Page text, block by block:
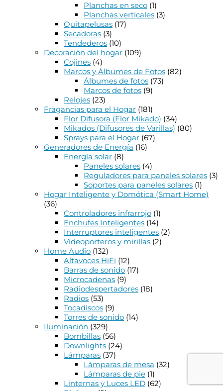
Planchas en seco (1)
Planchas verticales (3)
Quitapelusas (17)
Secadoras (3)
Tendederos (10)
Decoración del hogar (109)
Cojines (4)
Marcos y Álbumes de Fotos (82)
Álbumes de fotos (73)
Marcos de fotos (9)
Relojes (23)
Fragancias para el Hogar (181)
Flor Difusora (Flor Mikado) (34)
Mikados (Difusores de Varillas) (80)
Sprays para el Hogar (67)
Generadores de Energía (16)
Energía solar (8)
Paneles solares (4)
Reguladores para paneles solares (3)
Soportes para paneles solares (1)
Hogar Inteligente y Domótica (Smart Home)
(36)
Controladores infrarrojo (1)
Enchufes Inteligentes (14)
Interruptores inteligentes (2)
Videoporteros y mirillas (2)
Home Audio (132)
Altavoces HiFi (12)
Barras de sonido (17)
Microcadenas (9)
Radiodespertadores (18)
Radios (53)
Tocadiscos (9)
Torres de sonido (14)
Iluminación (329)
Bombillas (56)
Downlights (24)
Lámparas (37)
Lámparas de mesa (32)
Lámparas de pie (1)
Linternas y Luces LED (62)